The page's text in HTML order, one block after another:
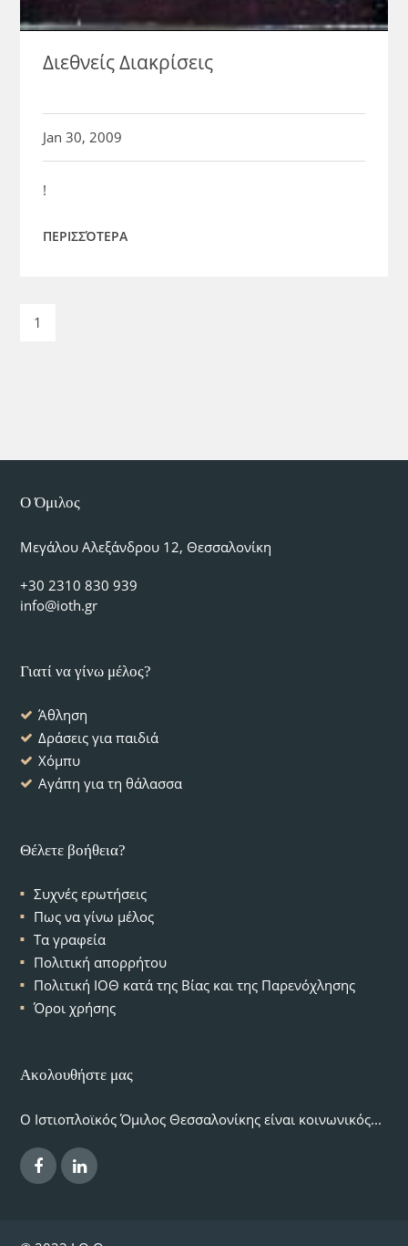
Διεθνείς Διακρίσεις
Jan 30, 2009
!
ΠΕΡΙΣΣΌΤΕΡΑ
1
Ο Όμιλος
Μεγάλου Αλεξάνδρου 12, Θεσσαλονίκη
+30 2310 830 939
info@ioth.gr
Γιατί να γίνω μέλος?
Άθληση
Δράσεις για παιδιά
Χόμπυ
Αγάπη για τη θάλασσα
Θέλετε βοήθεια?
Συχνές ερωτήσεις
Πως να γίνω μέλος
Τα γραφεία
Πολιτική απορρήτου
Πολιτική ΙΟΘ κατά της Βίας και της Παρενόχλησης
Όροι χρήσης
Ακολουθήστε μας
Ο Ιστιοπλοϊκός Όμιλος Θεσσαλονίκης είναι κοινωνικός...